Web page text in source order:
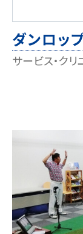
ダンロッ
サービス・クリ